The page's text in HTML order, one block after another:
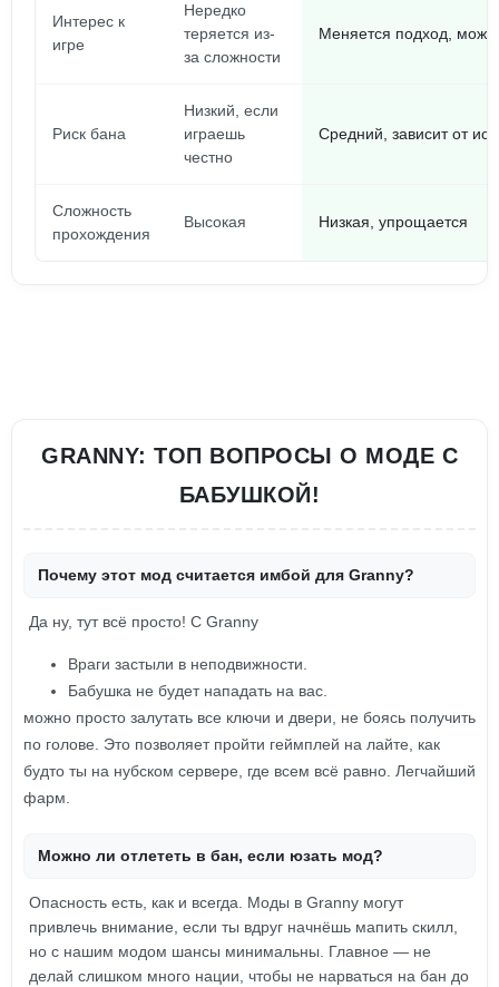
Интерес к
игре
Нередко
теряется из-
за сложности
Меняется подход,
Риск бана
Низкий, если
играешь
честно
Средний, зависит от
Сложность
прохождения
Высокая Низкая, упрощается
GRANNY: ТОП ВОПРОСЫ О МОДЕ С
БАБУШКОЙ!
Почему этот мод считается имбой для Granny?
Да ну, тут всё просто! С Granny
Враги застыли в неподвижности.
Бабушка не будет нападать на вас.
можно просто залутать все ключи и двери, не боясь получить
по голове. Это позволяет пройти геймплей на лайте, как
будто ты на нубском сервере, где всем всё равно. Легчайший
фарм.
Можно ли отлететь в бан, если юзать мод?
Опасность есть, как и всегда. Моды в Granny могут
привлечь внимание, если ты вдруг начнёшь мапить скилл,
но с нашим модом шансы минимальны. Главное — не
делай слишком много нации, чтобы не нарваться на бан до